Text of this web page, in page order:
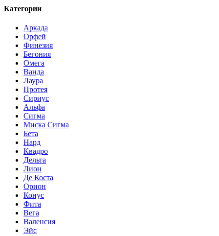
Категории
Аркада
Орфей
Финезия
Бегония
Омега
Ванда
Лаура
Протея
Сириус
Альфа
Сигма
Миска Сигма
Бета
Нард
Квадро
Дельта
Лион
Де Коста
Орион
Конус
Фита
Вега
Валенсия
Эйс